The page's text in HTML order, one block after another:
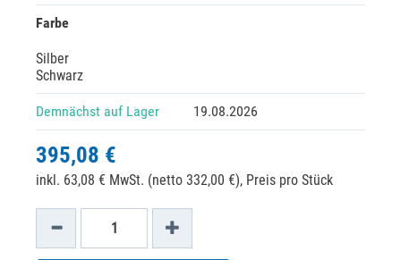
Farbe
Silber
Schwarz
Demnächst auf Lager 19.08.2026
395,08 €
inkl. 63,08 € MwSt. (netto 332,00 €), Preis pro Stück